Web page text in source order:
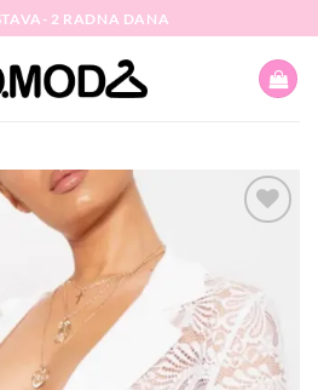
2 RADNA DANA
želja